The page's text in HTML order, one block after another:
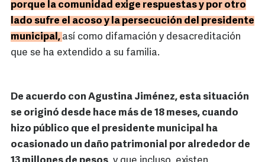
porque la comunidad exige respuestas y por otro
lado sufre el acoso y la persecución del presidente
municipal, así como difamación y desacreditación
que se ha extendido a su familia.
De acuerdo con Agustina Jiménez, esta situación
se originó desde hace más de 18 meses, cuando
hizo público que el presidente municipal ha
ocasionado un daño patrimonial por alrededor de